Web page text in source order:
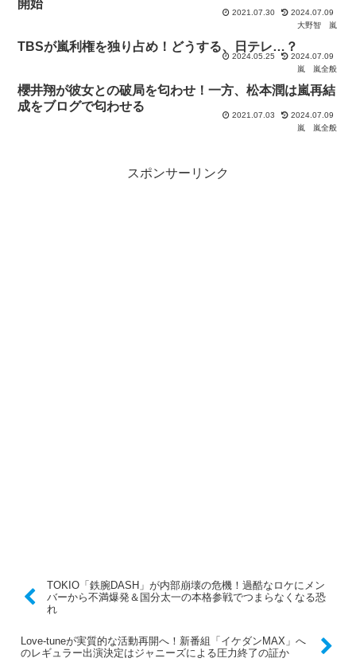
開始
2021.07.30
2024.07.09
大野智
嵐
TBSが嵐利権を独り占め！どうする、日テレ…？
2024.05.25
2024.07.09
嵐
嵐全般
櫻井翔が彼女との破局を匂わせ！一方、松本潤は嵐再結
成をブログで匂わせる
2021.07.03
2024.07.09
嵐
嵐全般
スポンサーリンク
TOKIO「鉄腕DASH」が内部崩壊の危機！過酷なロケにメン
バーから不満爆発＆国分太一の本格参戦でつまらなくなる恐
れ
Love-tuneが実質的な活動再開へ！新番組「イケダンMAX」へ
のレギュラー出演決定はジャニーズによる圧力終了の証か